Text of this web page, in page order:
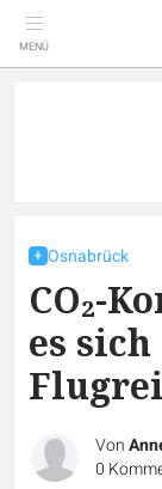
MENÜ
Osnabrück
CO₂-
es
Von
0